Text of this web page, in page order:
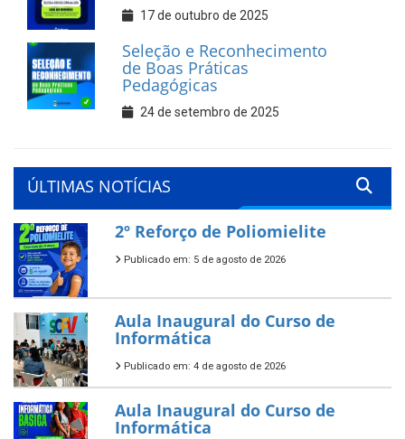
17 de outubro de 2025
Seleção e Reconhecimento
de Boas Práticas
Pedagógicas
24 de setembro de 2025
ÚLTIMAS NOTÍCIAS
2º Reforço de Poliomielite
Publicado em: 5 de agosto de 2026
Aula Inaugural do Curso de
Informática
Publicado em: 4 de agosto de 2026
Aula Inaugural do Curso de
Informática